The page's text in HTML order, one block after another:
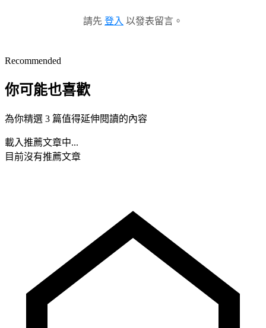
請先 登入 以發表留言。
Recommended
你可能也喜歡
為你精選 3 篇值得延伸閱讀的內容
載入推薦文章中...
目前沒有推薦文章